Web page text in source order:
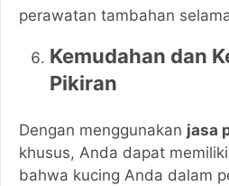
perawatan tambahan
Kemudahan dan
Pikiran
Dengan menggunakan jasa
khusus, Anda dapat
bahwa kucing Anda dalam